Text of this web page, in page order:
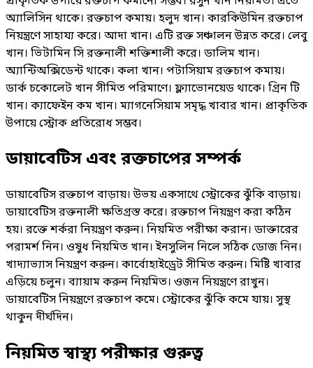
অ্যালিসিন থাকে। রক্তচাপ কমায়। হলুদ খান। কারকিউমিন রক্তচাপ
নিয়ন্ত্রণে সাহায্য করে। আদা খান। এটি রক্ত সঞ্চালন উন্নত করে। লেবু
খান। ভিটামিন সি রক্তনালী শক্তিশালী করে। ডালিম খান।
অ্যান্টিঅক্সিডেন্ট থাকে। কলা খান। পটাসিয়াম রক্তচাপ কমায়।
ডার্ক চকোলেট খান সীমিত পরিমাণে। ফ্ল্যাভোনয়েড থাকে। গ্রিন টি
খান। ক্যাফেইন কম খান। ম্যাগনেসিয়াম সমৃদ্ধ খাবার খান। প্রাকৃতিক
উপায়ে স্ট্রোক প্রতিরোধ সম্ভব।
ডায়াবেটিস এবং রক্তচাপের সম্পর্ক
ডায়াবেটিস রক্তচাপ বাড়ায়। উভয় একসাথে স্ট্রোকের ঝুঁকি বাড়ায়।
ডায়াবেটিস রক্তনালী ক্ষতিগ্রস্ত করে। রক্তচাপ নিয়ন্ত্রণ করা কঠিন
হয়। রক্তে শর্করা নিয়ন্ত্রণ করুন। নিয়মিত পরীক্ষা করান। ডাক্তারের
পরামর্শ নিন। ওষুধ নিয়মিত খান। ইনসুলিন নিলে সঠিক ডোজ নিন।
খাদ্যাভ্যাস নিয়ন্ত্রণ করুন। কার্বোহাইড্রেট সীমিত করুন। মিষ্টি খাবার
এড়িয়ে চলুন। ব্যায়াম করুন নিয়মিত। ওজন নিয়ন্ত্রণে রাখুন।
ডায়াবেটিস নিয়ন্ত্রণে রক্তচাপ কমে। স্ট্রোকের ঝুঁকি কমে যায়। সুস্থ
থাকুন দীর্ঘদিন।
নিয়মিত স্বাস্থ্য পরীক্ষার গুরুত্ব